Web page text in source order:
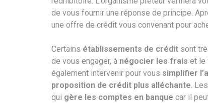
de vous fournir une réponse de principe.
une offre de crédit vous convenant pour
Certains établissements de crédit sont
de vous engager, à négocier les frais et le
également intervenir pour vous simplifier
proposition de crédit plus alléchante .
qui gère les comptes en banque car il